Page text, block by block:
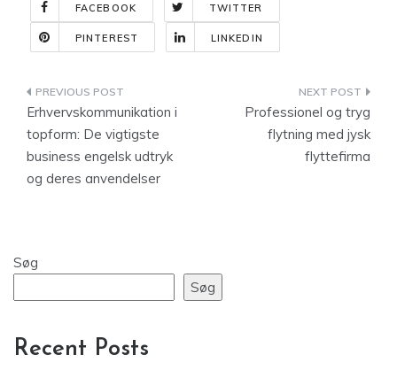
FACEBOOK TWITTER
PINTEREST LINKEDIN
Indlægsnavigation
Erhvervskommunikation i
topform: De vigtigste
business engelsk udtryk
og deres anvendelser
Professionel og tryg
flytning med jysk
flyttefirma
Søg
Søg
Recent Posts